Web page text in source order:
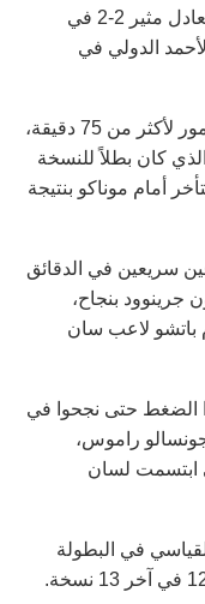
مرسيليا بنتيجة 4-1 بركلات الترجيح، إثر تعادل مثير 2-2 في
الدولي في
سيطر الفريق الباريسي على مجريات الأمور لأكثر من 75 دقيقة،
كان بطلاً للنسخة
أمام موناكو بنتيجة
سريعين في الدقائق
جرينوود بنجاح،
باتشو لاعب سان
الضغط حتى نجحوا في
جونسالو راموس،
ابتسمت لسان
في البطولة